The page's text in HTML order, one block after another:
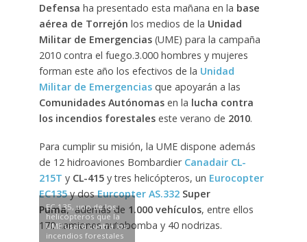
Defensa ha presentado esta mañana en la base
aérea de Torrejón los medios de la Unidad
Militar de Emergencias(UME) para la campaña
2010 contra el fuego.3.000 hombres y mujeres
forman este año los efectivos de la Unidad
Militar de Emergencias que apoyarán a las
Comunidades Autónomasen la lucha contra
los incendios forestaleseste verano de 2010.
Para cumplir su misión, la UME dispone además
de 12 hidroaviones Bombardier Canadair CL-
215T y CL-415y tres helicópteros, un Eurocopter
EC135 y dosEurcopter AS.332 Super
Puma, además de 1.000 vehículos, entre ellos
170 camiones autobomba y 40 nodrizas.
EC 135, uno de los
helicópteros que la
UME usará contra los
incendios forestales